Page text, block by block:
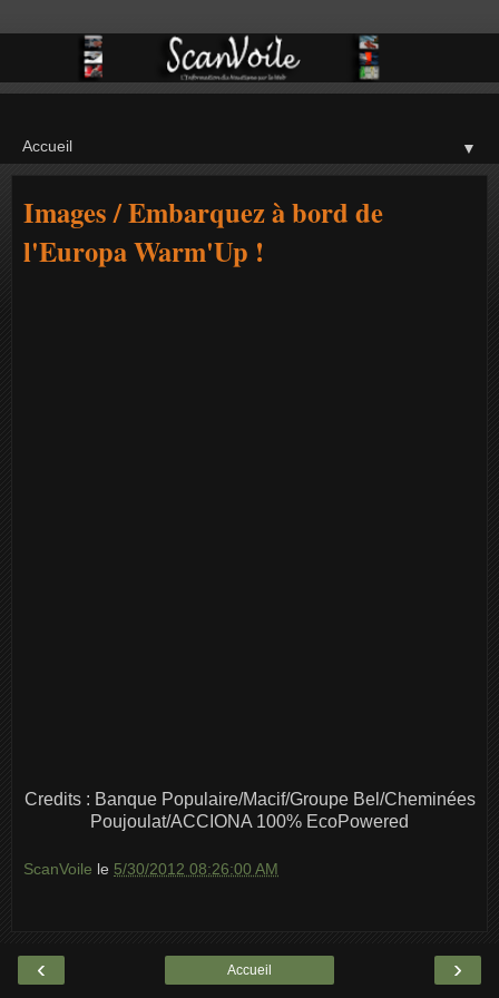
▼
Images / Embarquez à bord de
l'Europa Warm'Up !
Credits : Banque Populaire/Macif/Groupe Bel/Cheminées
Poujoulat/ACCIONA 100% EcoPowered
ScanVoile le 5/30/2012 08:26:00 AM
‹ ›
Accueil